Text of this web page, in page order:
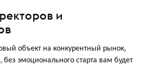
и
объект на конкурентный рынок,
без эмоционального старта вам будет